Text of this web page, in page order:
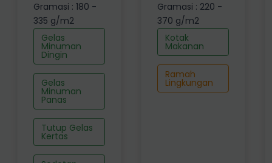
Gramasi : 180 -
335 g/m2
Gelas
Minuman
Dingin
Gelas
Minuman
Panas
Tutup Gelas
Kertas
Gramasi : 220 -
370 g/m2
Kotak
Makanan
Ramah
Lingkungan